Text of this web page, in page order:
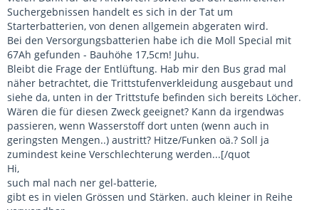
Suchergebnissen handelt es sich in der Tat um
Starterbatterien, von denen allgemein abgeraten wird.
Bei den Versorgungsbatterien habe ich die Moll Special mit
67Ah gefunden - Bauhöhe 17,5cm! Juhu.
Bleibt die Frage der Entlüftung. Hab mir den Bus grad mal
näher betrachtet, die Trittstufenverkleidung ausgebaut und
siehe da, unten in der Trittstufe befinden sich bereits Löcher.
Wären die für diesen Zweck geeignet? Kann da irgendwas
passieren, wenn Wasserstoff dort unten (wenn auch in
geringsten Mengen..) austritt? Hitze/Funken oä.? Soll ja
zumindest keine Verschlechterung werden...[/quot
Hi,
such mal nach ner gel-batterie,
gibt es in vielen Grössen und Stärken. auch kleiner in Reihe